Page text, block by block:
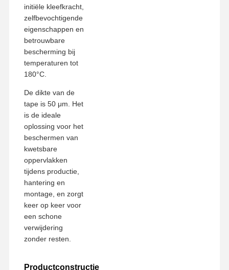
Thuis Producten
Fabrieksreis
huisdier tape
Kaptonband
Tweezijdige Band
Maskerband
PET-folie
PTFE-band
Pi-tape
initiële kleefkracht,
zelfbevochtigende
eigenschappen en
betrouwbare
bescherming bij
temperaturen tot
180°C.
De dikte van de
tape is 50 μm. Het
is de ideale
oplossing voor het
beschermen van
kwetsbare
oppervlakken
tijdens productie,
hantering en
montage, en zorgt
keer op keer voor
een schone
verwijdering
zonder resten.
Productconstructie